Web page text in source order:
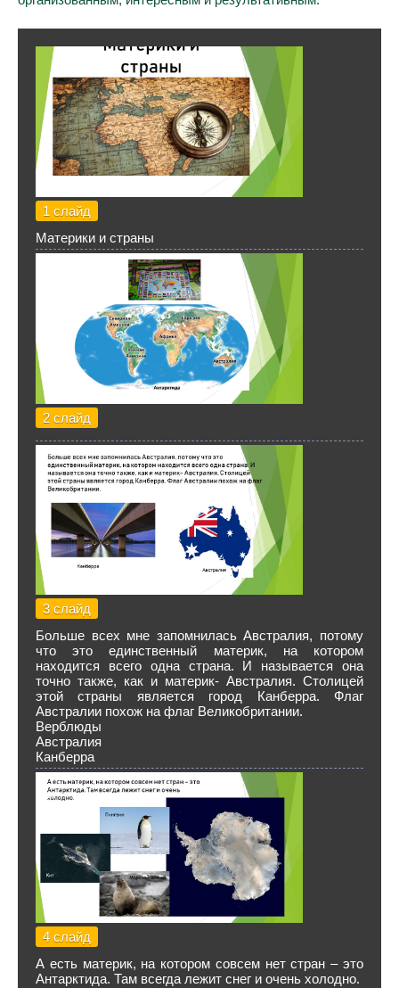
1 слайд
Материки и страны
2 слайд
3 слайд
Больше всех мне запомнилась Австралия, потому
что это единственный материк, на котором
находится всего одна страна. И называется она
точно также, как и материк- Австралия. Столицей
этой страны является город Канберра. Флаг
Австралии похож на флаг Великобритании.
Верблюды
Австралия
Канберра
4 слайд
А есть материк, на котором совсем нет стран – это
Антарктида. Там всегда лежит снег и очень холодно.